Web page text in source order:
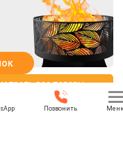
все товары
Позвонить